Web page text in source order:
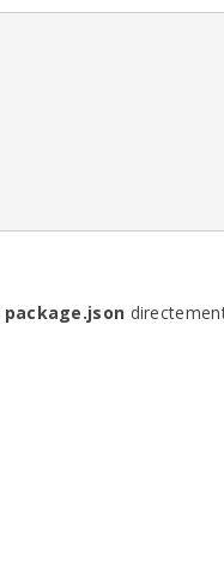
package.json